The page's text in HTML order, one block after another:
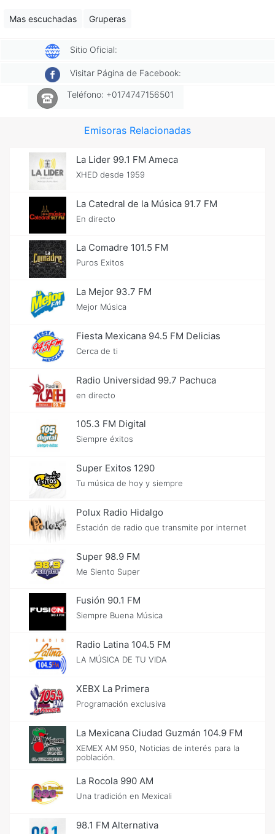
Mas escuchadas Gruperas
Sitio Oficial:
Visitar Página de Facebook:
Teléfono: +0174747156501
Emisoras Relacionadas
La Lider 99.1 FM Ameca
XHED desde 1959
La Catedral de la Música 91.7 FM
En directo
La Comadre 101.5 FM
Puros Exitos
La Mejor 93.7 FM
Mejor Música
Fiesta Mexicana 94.5 FM Delicias
Cerca de ti
Radio Universidad 99.7 Pachuca
en directo
105.3 FM Digital
Siempre éxitos
Super Exitos 1290
Tu música de hoy y siempre
Polux Radio Hidalgo
Estación de radio que transmite por internet
Super 98.9 FM
Me Siento Super
Fusión 90.1 FM
Siempre Buena Música
Radio Latina 104.5 FM
LA MÚSICA DE TU VIDA
XEBX La Primera
Programación exclusiva
La Mexicana Ciudad Guzmán 104.9 FM
XEMEX AM 950, Noticias de interés para la
población.
La Rocola 990 AM
Una tradición en Mexicali
98.1 FM Alternativa